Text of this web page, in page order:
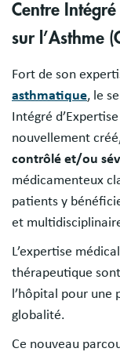
Centre Intégré
sur l’Asthme
Fort de son
asthmatique, le
Intégré
nouvellement
contrôlé et/ou
médicamenteux
patients y
et
L’expertise
thérapeutique
l’hôpital pour une
globalité.
Ce nouveau